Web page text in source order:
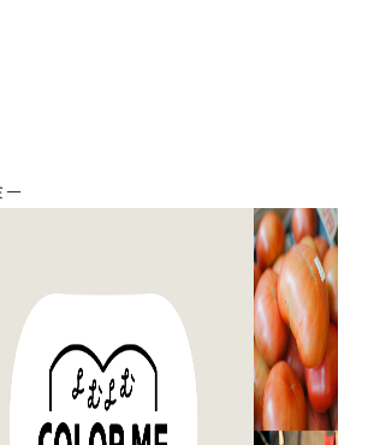
ー